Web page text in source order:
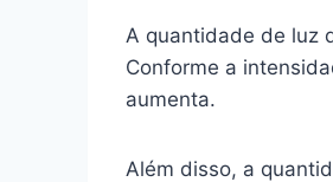
A quantidade de luz
Conforme a
aumenta.
Além disso, a